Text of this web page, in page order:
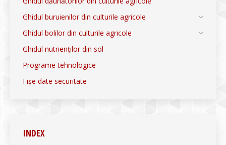
Ghidul buruienilor din culturile agricole
Ghidul bolilor din culturile agricole
Ghidul nutrienților din sol
Programe tehnologice
Fișe date securitate
INDEX